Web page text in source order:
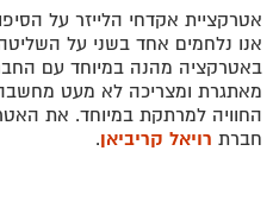
שייט למקסיקו
אטרקציית אקדחי הלייזר על
אנו נלחמים אחד בשני על
באטרקציה מהנה במיוחד עם
מאתגרת ומצריכה לא מעט
החוויה למרתקת במיוחד. את
חברת רויאל קריביאן.